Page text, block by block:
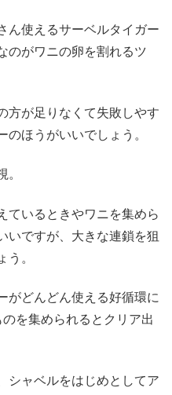
ん使えるサーベルタイガー
のがワニの卵を割れるツ
方が足りなくて失敗しやす
のほうがいいでしょう。
。
ているときやワニを集めら
いですが、大きな連鎖を狙
う。
がどんどん使える好循環に
を集められるとクリア出
シャベルをはじめとしてア